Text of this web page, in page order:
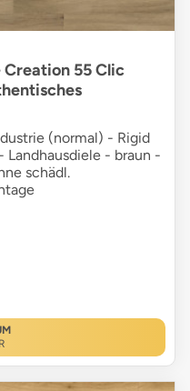
55 Clic
(normal) - Rigid
- braun -
schädl.